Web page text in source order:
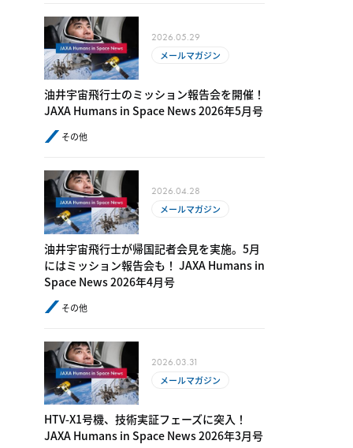
2026.05.29
メールマガジン
油井宇宙飛行士のミッション報告会を開催！
JAXA Humans in Space News 2026年5月号
その他
2026.04.28
メールマガジン
油井宇宙飛行士が帰国記者会見を実施。5月
にはミッション報告会も！ JAXA Humans in
Space News 2026年4月号
その他
2026.03.31
メールマガジン
HTV-X1号機、技術実証フェーズに突入！
JAXA Humans in Space News 2026年3月号